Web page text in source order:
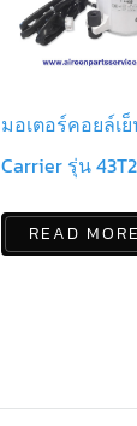
มอเตอร์คอยล์เ
Carrier รุ่น
READ MORE